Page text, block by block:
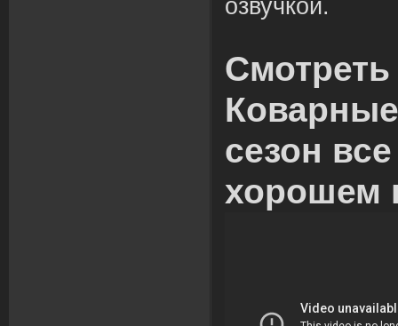
озвучкой.
сезон
хорошем